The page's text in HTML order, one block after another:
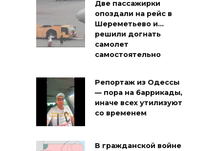
Две пассажирки
опоздали на рейс в
Шереметьево и…
решили догнать
самолет
самостоятельно
Репортаж из Одессы
— пора на баррикады,
иначе всех утилизуют
со временем
В гражданской войне